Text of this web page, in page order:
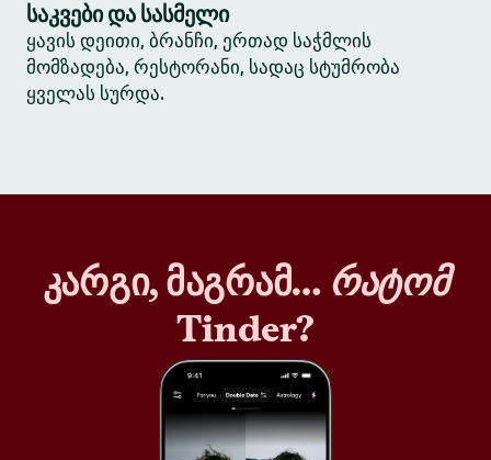
საკვები და სასმელი
ყავის დეითი, ბრანჩი, ერთად საჭმლის
მომზადება, რესტორანი, სადაც სტუმრობა
ყველას სურდა.
კარგი, მაგრამ… რატომ
Tinder?